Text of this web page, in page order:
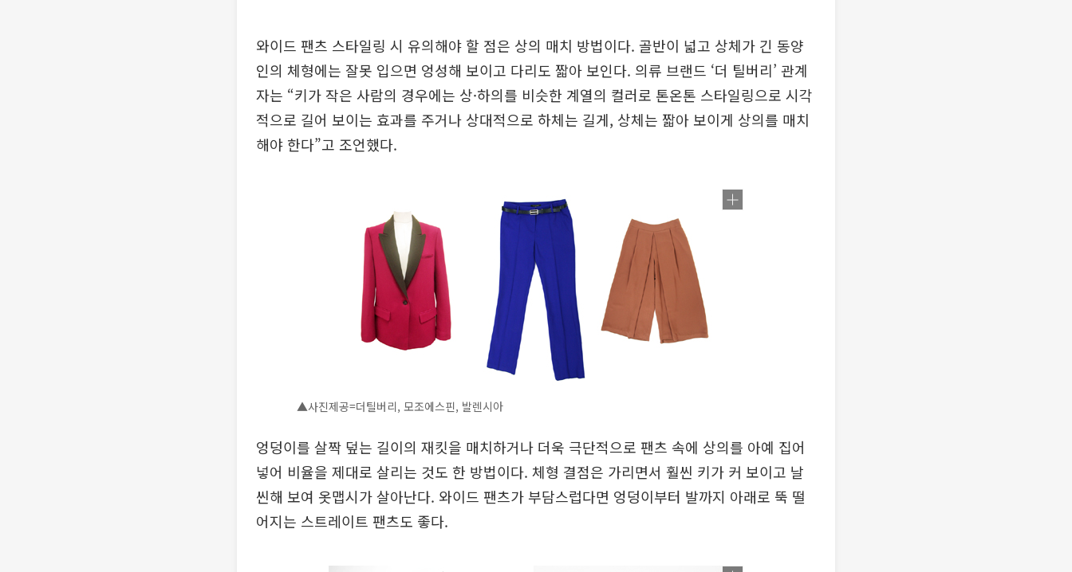
와이드 팬츠 스타일링 시 유의해야 할 점은 상의 매치 방법이다. 골반이 넓고 상체가 긴 동양
인의 체형에는 잘못 입으면 엉성해 보이고 다리도 짧아 보인다. 의류 브랜드 ‘더 틸버리’ 관계
자는 “키가 작은 사람의 경우에는 상·하의를 비슷한 계열의 컬러로 톤온톤 스타일링으로 시각
적으로 길어 보이는 효과를 주거나 상대적으로 하체는 길게, 상체는 짧아 보이게 상의를 매치
해야 한다”고 조언했다.
▲사진제공=더틸버리, 모조에스핀, 발렌시아
엉덩이를 살짝 덮는 길이의 재킷을 매치하거나 더욱 극단적으로 팬츠 속에 상의를 아예 집어
넣어 비율을 제대로 살리는 것도 한 방법이다. 체형 결점은 가리면서 훨씬 키가 커 보이고 날
씬해 보여 옷맵시가 살아난다. 와이드 팬츠가 부담스럽다면 엉덩이부터 발까지 아래로 뚝 떨
어지는 스트레이트 팬츠도 좋다.